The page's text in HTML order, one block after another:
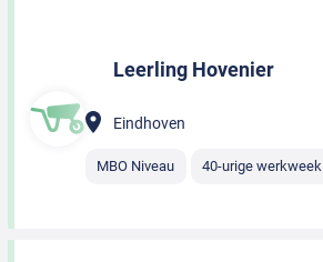
Leerling Hovenier
Eindhoven
MBO Niveau 40-urige werkweek